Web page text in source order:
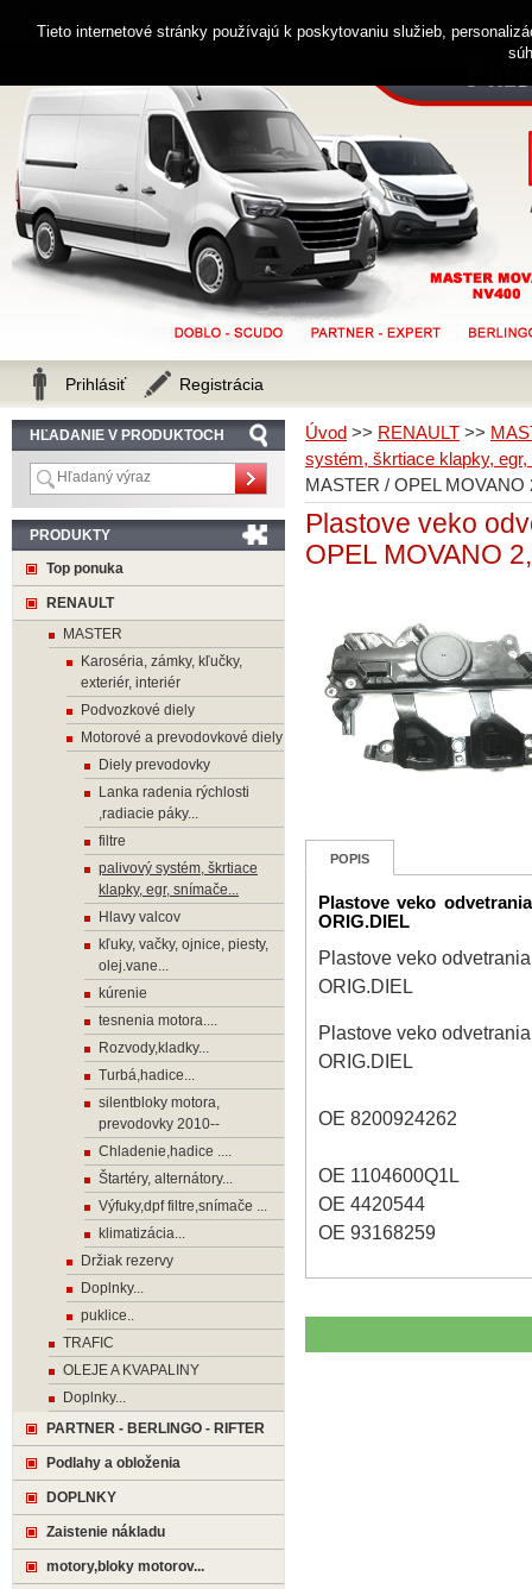
Úvod >> RENAULT >>
systém, škrtiace klapky,
MASTER / OPEL
Plastove veko
OPEL MOVANO
POPIS
Plastove veko
ORIG.DIEL
Plastove veko
ORIG.DIEL
Plastove veko
ORIG.DIEL
OE 8200924262
OE 1104600Q1L
OE 4420544
OE 93168259
HĽADANIE V PRODUKTOCH
PRODUKTY
Top ponuka
RENAULT
MASTER
Karoséria, zámky, kľučky,
exteriér, interiér
Podvozkové diely
Motorové a prevodovkové diely
Diely prevodovky
Lanka radenia rýchlosti
,radiacie páky...
filtre
palivový systém, škrtiace
klapky, egr, snímače...
Hlavy valcov
kľuky, vačky, ojnice, piesty,
olej.vane...
kúrenie
tesnenia motora....
Rozvody,kladky...
Turbá,hadice...
silentbloky motora,
prevodovky 2010--
Chladenie,hadice ....
Štartéry, alternátory...
Výfuky,dpf filtre,snímače ...
klimatizácia...
Držiak rezervy
Doplnky...
puklice..
TRAFIC
OLEJE A KVAPALINY
Doplnky...
PARTNER - BERLINGO - RIFTER
Podlahy a obloženia
DOPLNKY
Zaistenie nákladu
motory,bloky motorov...
Zákaznícka linka 0914 238 482
Prihlásiť Registrácia
Tieto internetové stránky používajú k poskytovaniu služieb,